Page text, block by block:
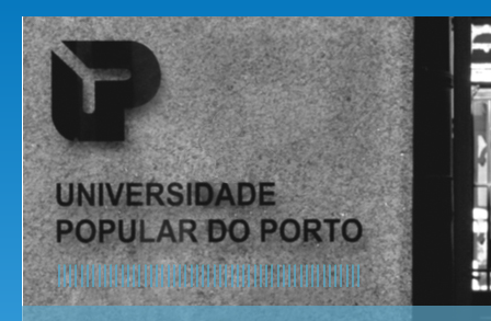
Universidade
Popular do
Porto
Associação
Cultural